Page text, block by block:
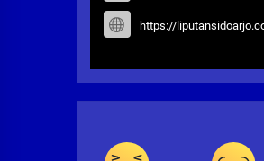
https://